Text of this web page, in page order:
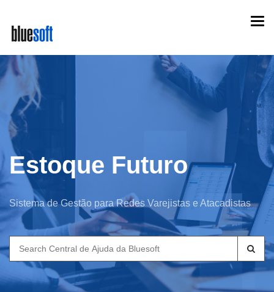
main
content
Estoque Futuro
Sistema de Gestão para Redes Varejistas e Atacadistas
Search
for: